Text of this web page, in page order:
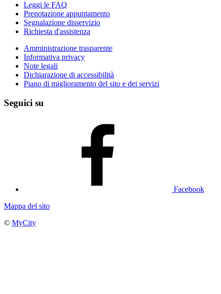
Leggi le FAQ
Prenotazione appuntamento
Segnalazione disservizio
Richiesta d'assistenza
Amministrazione trasparente
Informativa privacy
Note legali
Dichiarazione di accessibilità
Piano di miglioramento del sito e dei servizi
Seguici su
Facebook
Mappa del sito
© MyCity